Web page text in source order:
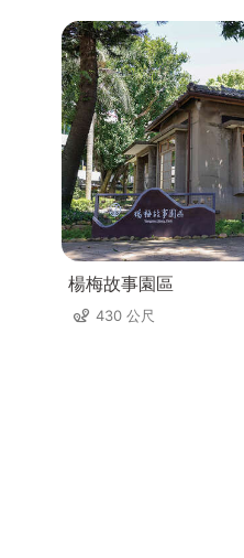
楊梅故事園區
430 公尺